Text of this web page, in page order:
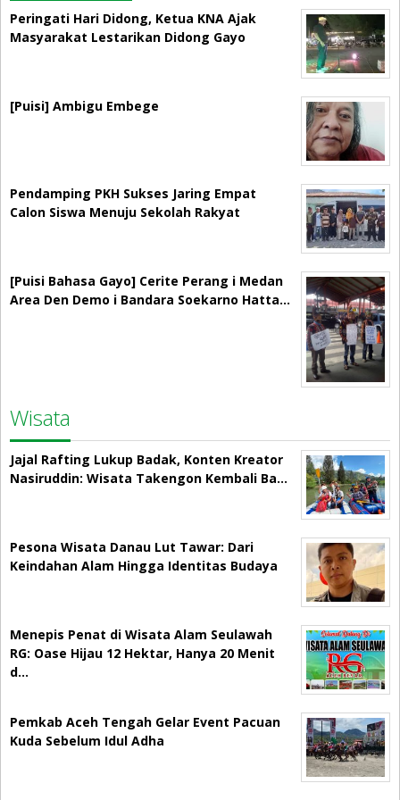
Peringati Hari Didong, Ketua KNA Ajak
Masyarakat Lestarikan Didong Gayo
[Puisi] Ambigu Embege
Pendamping PKH Sukses Jaring Empat
Calon Siswa Menuju Sekolah Rakyat
[Puisi Bahasa Gayo] Cerite Perang i Medan
Area Den Demo i Bandara Soekarno Hatta…
Wisata
Jajal Rafting Lukup Badak, Konten Kreator
Nasiruddin: Wisata Takengon Kembali Ba…
Pesona Wisata Danau Lut Tawar: Dari
Keindahan Alam Hingga Identitas Budaya
Menepis Penat di Wisata Alam Seulawah
RG: Oase Hijau 12 Hektar, Hanya 20 Menit
d…
Pemkab Aceh Tengah Gelar Event Pacuan
Kuda Sebelum Idul Adha